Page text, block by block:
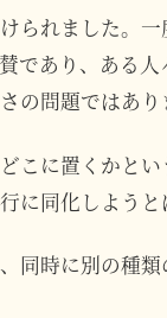
られました。
であり、ある
の問題ではあり
こに置くかと
同化しようと
同時に別の種